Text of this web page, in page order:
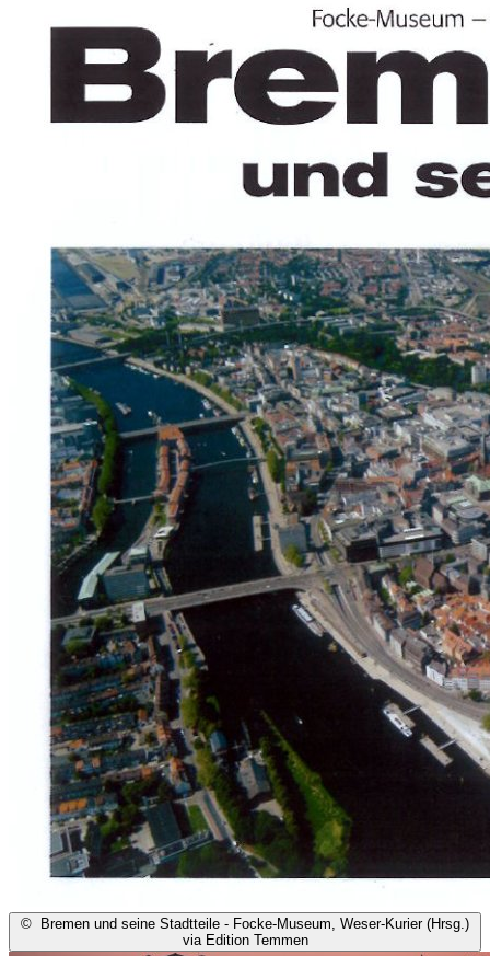
©
Bremen und seine Stadtteile - Focke-Museum, Weser-Kurier (Hrsg.)
via Edition Temmen